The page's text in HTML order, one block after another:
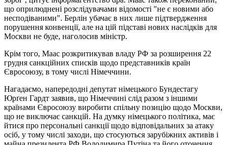
що оприлюднені розслідувачами відомості "не є новими або
несподіваними". Берлін убачає в них лише підтвердження
порушення конвенції, але на цій підставі нових наслідків для
Москви не буде, наголосив міністр.
Крім того, Маас розкритикував владу РФ за розширення 22
грудня санкційних списків щодо представників країн
Євросоюзу, в тому числі Німеччини.
Нагадаємо, напередодні депутат німецького Бундестагу
Юрґен Гардт заявив, що Німеччині слід разом з іншими
країнами Євросоюзу виробити спільну позицію щодо Москви,
що не виключає санкцій. На думку німецького політика, має
йтися про персональні санкції щодо відповідальних за атаку
осіб, у тому числі заходи, що стосуються зарубіжних активів і